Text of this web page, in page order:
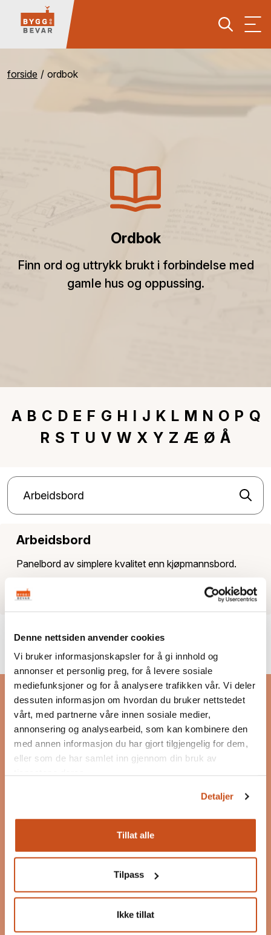
Denne nettsiden anvender cookies
Vi bruker informasjonskapsler for å gi innhold og
annonser et personlig preg, for å levere sosiale
mediefunksjoner og for å analysere trafikken vår. Vi deler
dessuten informasjon om hvordan du bruker nettstedet
vårt, med partnerne våre innen sosiale medier,
annonsering og analysearbeid, som kan kombinere den
med annen informasjon du har gjort tilgjengelig for dem,
eller som de har samlet inn gjennom din bruk av
Detaljer
Tillat alle
Tilpass
Ikke tillat
forside ordbok
Ordbok
Finn ord og uttrykk brukt i forbindelse med
gamle hus og oppussing.
A B C D E F G H I J K L M N O P Q
R S T U V W X Y Z Æ Ø Å
Arbeidsbord
Panelbord av simplere kvalitet enn kjøpmannsbord.
Kilde: Teknologisk Institutt. Tore Hauge, Littlemannen og
Skoftungen
Bygg og Bevar
Bygg og Bevar er et program som skal inspirere og
motivere til bevaring, bruk og ombruk av
eksisterende bygg.
Les mer om Bygg og Bevar
Postadresse
post@byggogbevar.no
Org.nr: 983 060 463
Følg oss